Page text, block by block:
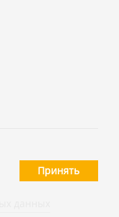
данных
Принять